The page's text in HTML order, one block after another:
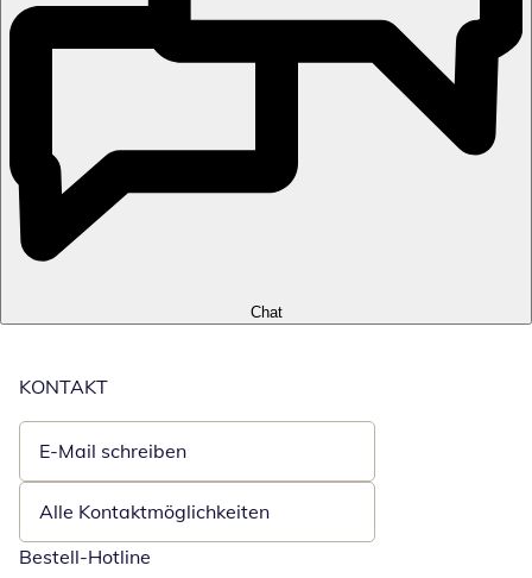
Chat
KONTAKT
E-Mail schreiben
Öffnet E-Mail-Client
Alle Kontaktmöglichkeiten
Bestell-Hotline